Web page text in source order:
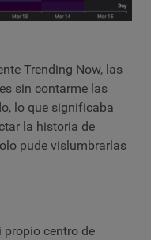
Trending Now, las
sin contarme las
lo que significaba
la historia de
pude vislumbrarlas
propio centro de